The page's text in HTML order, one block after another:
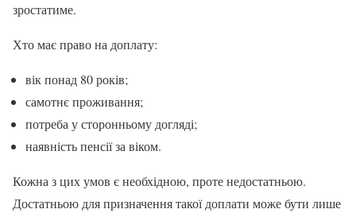
зростатиме.
Хто має право на доплату:
вік понад 80 років;
самотнє проживання;
потреба у сторонньому догляді;
наявність пенсії за віком.
Кожна з цих умов є необхідною, проте недостатньою.
Достатньою для призначення такої доплати може бути лише